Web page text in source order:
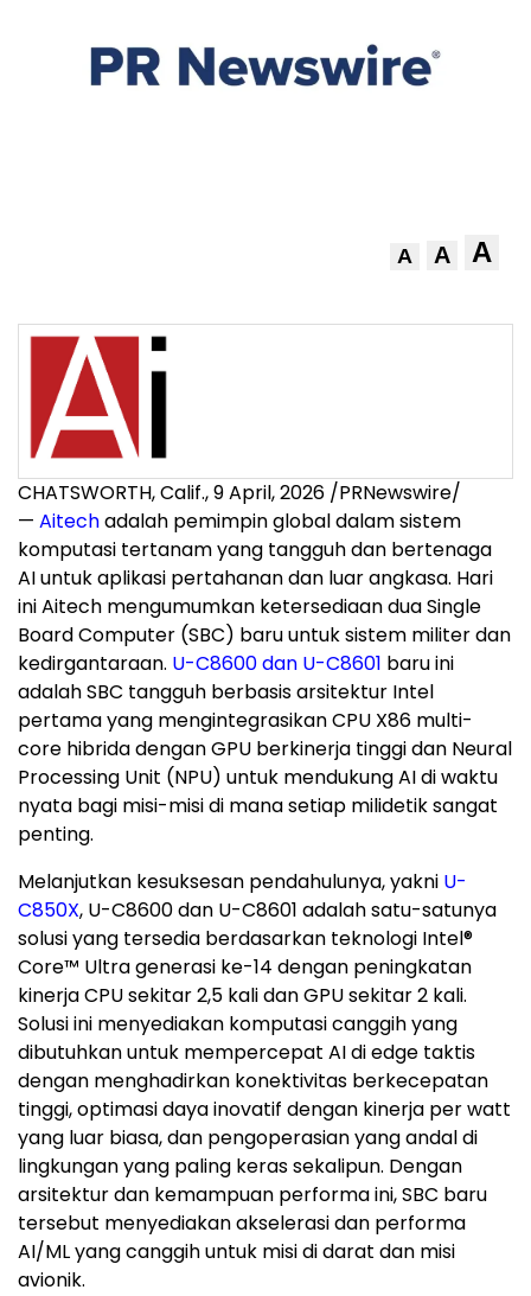
A A A
CHATSWORTH, Calif.,9 April, 2026 /PRNewswire/
— Aitechadalah pemimpin global dalam sistem
komputasi tertanam yang tangguh dan bertenaga
AI untuk aplikasi pertahanan dan luar angkasa. Hari
ini Aitech mengumumkan ketersediaan dua Single
Board Computer (SBC) baru untuk sistem militer dan
kedirgantaraan. U-C8600 dan U-C8601 baru ini
adalah SBC tangguh berbasis arsitektur Intel
pertama yang mengintegrasikan CPU X86 multi-
core hibrida dengan GPU berkinerja tinggi dan Neural
Processing Unit (NPU) untuk mendukung AI di waktu
nyata bagi misi-misi di mana setiap milidetik sangat
penting.
Melanjutkan kesuksesan pendahulunya, yakni U-
C850X, U-C8600 dan U-C8601 adalah satu-satunya
solusi yang tersedia berdasarkan teknologi Intel®
Core™ Ultra generasi ke-14 dengan peningkatan
kinerja CPU sekitar 2,5 kali dan GPU sekitar 2 kali.
Solusi ini menyediakan komputasi canggih yang
dibutuhkan untuk mempercepat AI di edge taktis
dengan menghadirkan konektivitas berkecepatan
tinggi, optimasi daya inovatif dengan kinerja per watt
yang luar biasa, dan pengoperasian yang andal di
lingkungan yang paling keras sekalipun. Dengan
arsitektur dan kemampuan performa ini, SBC baru
tersebut menyediakan akselerasi dan performa
AI/ML yang canggih untuk misi di darat dan misi
avionik.